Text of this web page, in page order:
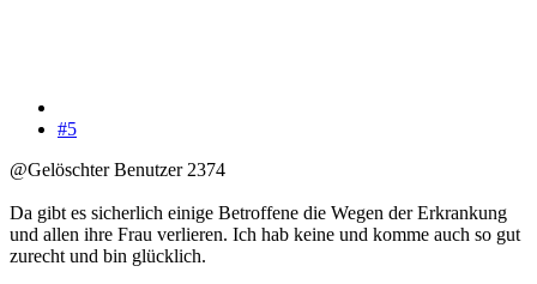
#5
@Gelöschter Benutzer 2374
Da gibt es sicherlich einige Betroffene die Wegen der Erkrankung
und allen ihre Frau verlieren. Ich hab keine und komme auch so gut
zurecht und bin glücklich.